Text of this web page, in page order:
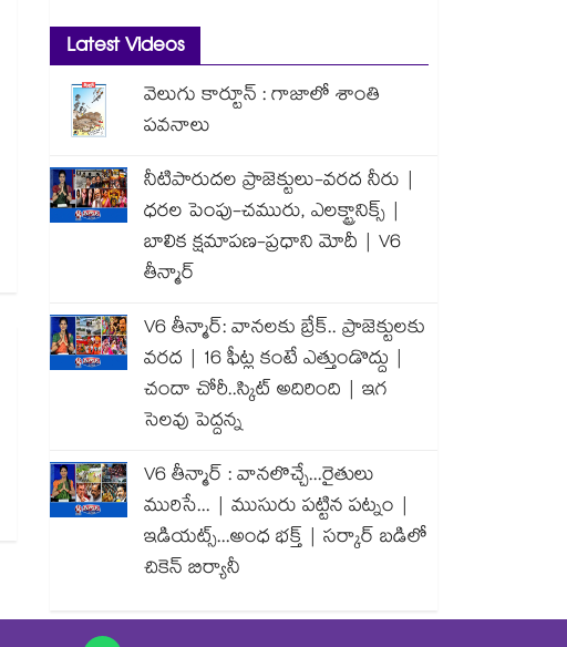
Latest Videos
వెలుగు కార్టూన్ : గాజాలో శాంతి
పవనాలు
నీటిపారుదల ప్రాజెక్టులు-వరద నీరు |
ధరల పెంపు-చమురు, ఎలక్ట్రానిక్స్ |
బాలిక క్షమాపణ-ప్రధాని మోదీ | V6
తీన్మార్
V6 తీన్మార్: వానలకు బ్రేక్.. ప్రాజెక్టులకు
వరద | 16 ఫీట్ల కంటే ఎత్తుండొద్దు |
చందా చోరీ..స్కిట్ అదిరింది | ఇగ
సెలవు పెద్దన్న
V6 తీన్మార్ : వానలొచ్చే...రైతులు
మురిసే... | ముసురు పట్టిన పట్నం |
ఇడియట్స్...అంధ భక్త్ | సర్కార్ బడిలో
చికెన్ బిర్యానీ